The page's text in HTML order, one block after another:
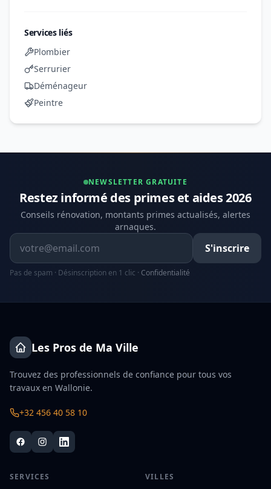
Services liés
Plombier
Serrurier
Déménageur
Peintre
NEWSLETTER GRATUITE
Restez informé des primes et aides 2026
Conseils rénovation, montants primes actualisés, alertes
arnaques.
Adresse email
S'inscrire
Pas de spam · Désinscription en 1 clic · Confidentialité
Les Pros de Ma Ville
Trouvez des professionnels de confiance pour tous vos
travaux en Wallonie.
+32 456 40 58 10
SERVICES VILLES